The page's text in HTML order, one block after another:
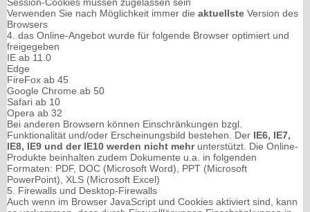
Verwenden Sie nach Möglichkeit immer die aktuellste Version des
Browsers
4. das Online-Angebot wurde für folgende Browser optimiert und
freigegeben
IE ab 11.0
Edge
FireFox ab 45
Google Chrome ab 50
Safari ab 10
Opera ab 32
Bei anderen Browsern können Einschränkungen bzgl.
Funktionalität und/oder Erscheinungsbild bestehen. Der IE6, IE7,
IE8, IE9 und der IE10 werden nicht mehrunterstützt. Die Online-
Produkte beinhalten zudem Dokumente u.a. in folgenden
Formaten: PDF, DOC (Microsoft Word), PPT (Microsoft
PowerPoint), XLS (Microsoft Excel)
5. Firewalls und Desktop-Firewalls
Auch wenn im Browser JavaScript und Cookies aktiviert sind, kann